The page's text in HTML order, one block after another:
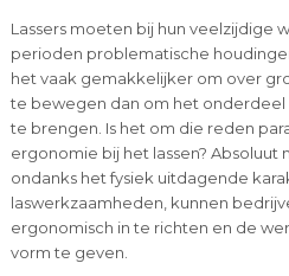
Lassers moeten bij hun veelzijdige
perioden problematische
het vaak gemakkelijker om over
te bewegen dan om het onderdeel
te brengen. Is het om die reden
ergonomie bij het lassen? Absoluut
ondanks het fysiek uitdagende
laswerkzaamheden, kunnen
ergonomisch in te richten en de
vorm te geven.